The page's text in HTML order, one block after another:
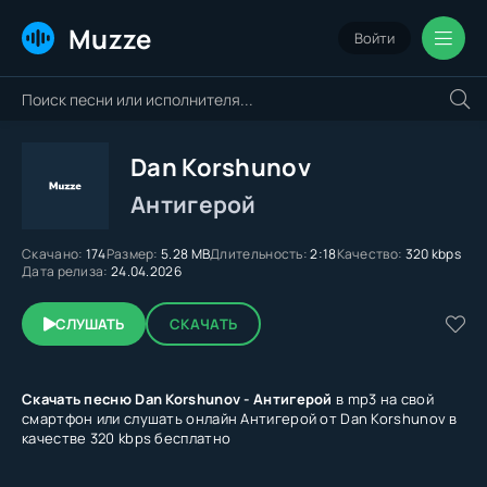
Muzze Войти
Dan Korshunov
Антигерой
Скачано: 174Размер: 5.28 MBДлительность:2:18Качество: 320 kbps
Дата релиза: 24.04.2026
СЛУШАТЬ СКАЧАТЬ
Скачать песню Dan Korshunov - Антигерой в mp3 на свой
смартфон или слушать онлайн Антигерой от Dan Korshunov в
качестве 320 kbps бесплатно